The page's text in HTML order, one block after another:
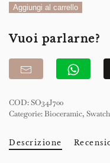
What
Lemon?
41.80mm
quantità
Aggiungi al carrello
Vuoi parlarne?
COD:SO34J700
Categorie:Bioceramic, Swatch
Descrizione